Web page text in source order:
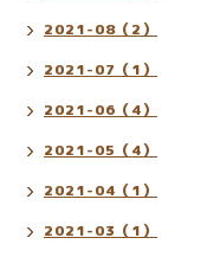
2021-08（2）
2021-07（1）
2021-06（4）
2021-05（4）
2021-04（1）
2021-03（1）